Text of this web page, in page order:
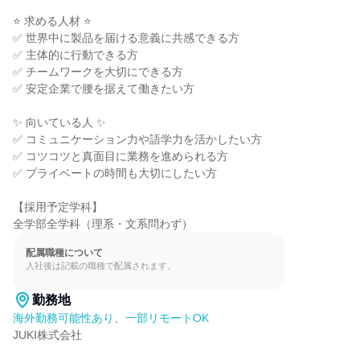
⭐ 求める人材 ⭐
✅ 世界中に製品を届ける意義に共感できる方
✅ 主体的に行動できる方
✅ チームワークを大切にできる方
✅ 安定企業で腰を据えて働きたい方
✨ 向いている人 ✨
✅ コミュニケーション力や語学力を活かしたい方
✅ コツコツと真面目に業務を進められる方
✅ プライベートの時間も大切にしたい方
【採用予定学科】
全学部全学科（理系・文系問わず）
配属職種について
入社後は記載の職種で配属されます。
勤務地
海外勤務可能性あり、一部リモートOK
JUKI株式会社